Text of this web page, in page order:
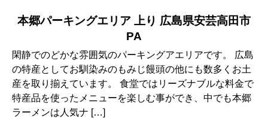
本郷パーキングエリア 上り 広島県安芸高田市
PA
閑静でのどかな雰囲気のパーキングアエリアです。 広島
の特産としてお馴染みのもみじ饅頭の他にも数多くお土
産を取り揃えています。 食堂ではリーズナブルな料金で
特産品を使ったメニューを楽しむ事ができ、中でも本郷
ラーメンは人気ナ […]